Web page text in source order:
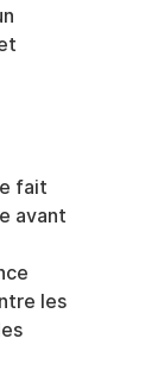
fait
avant
les